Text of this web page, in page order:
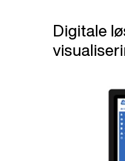
Digitale